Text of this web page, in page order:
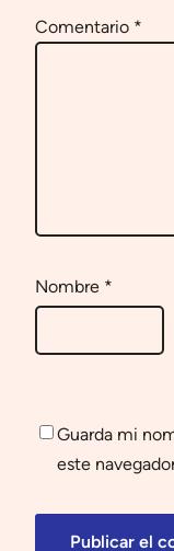
Comentario *
Nombre *
Guarda mi
este